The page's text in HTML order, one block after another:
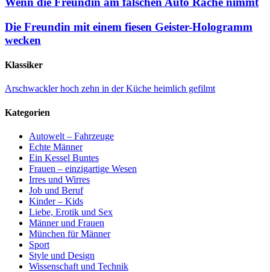
Die Freundin mit einem fiesen Geister-Hologramm
wecken
Klassiker
Arschwackler hoch zehn in der Küche heimlich gefilmt
Kategorien
Autowelt – Fahrzeuge
Echte Männer
Ein Kessel Buntes
Frauen – einzigartige Wesen
Irres und Wirres
Job und Beruf
Kinder – Kids
Liebe, Erotik und Sex
Männer und Frauen
München für Männer
Sport
Style und Design
Wissenschaft und Technik